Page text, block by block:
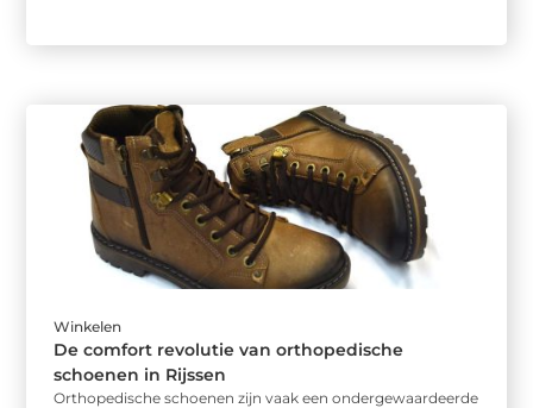
Winkelen
De comfort revolutie van orthopedische
schoenen in Rijssen
Orthopedische schoenen zijn vaak een ondergewaardeerde